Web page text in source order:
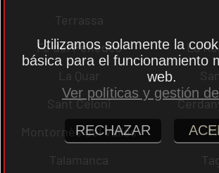
Terrassa
Fe del Penedès
La
La Quar
Sant Celoni
Montornès del Vallès
Talamanca
Utilizamos solamente la
básica para el funcionamiento
web.
Ver políticas y gestión
RECHAZAR